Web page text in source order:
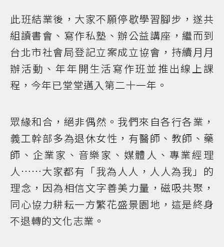
此班結業後，大家不願停歇學習腳步，遂共
組讀書會、寫作私塾、辦公益講座，繼而到
台北市社會局登記立案成立協會，持續月月
辦活動、年年開生活寫作班並推出線上課
程，今年已堂堂邁入第二十一年。
眾緣和合，絕非偶然。我們來自各行各業，
義工幹部多為退休女性，有醫師、教師、藥
師、企業家、音樂家、媒體人、專業經理
人……大家都有「我為人人，人人為我」的
理念，因為相信文字善美力量，磁吸共聚，
同心協力耕耘一方繁花盛景園地，這是終身
不退轉的文化志業。